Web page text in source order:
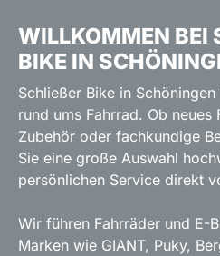
WILLKOMMEN BEI
IKE IN
Schließer Bike in
rund ums Fahrrad. Ob neues
Zubehör oder fachkundige
Sie eine große Auswahl
persönlichen Service direkt
Wir führen Fahrräder und E-
Marken wie GIANT, Puky,